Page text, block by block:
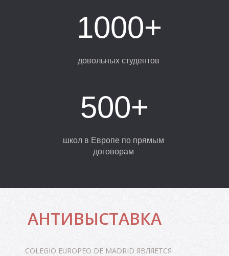
Е
1000+
довольных студентов
500+
школ в Европе по прямым
договорам
АНТИВЫСТАВКА
COLEGIO EUROPEO DE MADRID ЯВЛЯЕТСЯ